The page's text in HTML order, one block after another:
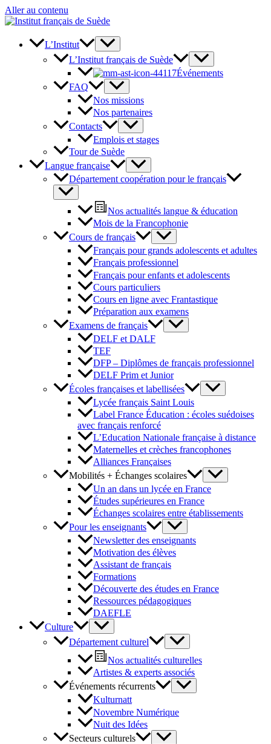
Aller au contenu
L’Institut
L’Institut français de Suède
Événements
FAQ
Nos missions
Nos partenaires
Contacts
Emplois et stages
Tour de Suède
Langue française
Département coopération pour le français
Nos actualités langue & éducation
Mois de la Francophonie
Cours de français
Français pour grands adolescents et adultes
Français professionnel
Français pour enfants et adolescents
Cours particuliers
Cours en ligne avec Frantastique
Préparation aux examens
Examens de français
DELF et DALF
TEF
DFP – Diplômes de français professionnel
DELF Prim et Junior
Écoles françaises et labellisées
Lycée français Saint Louis
Label France Éducation : écoles suédoises
avec français renforcé
L’Education Nationale française à distance
Maternelles et crèches francophones
Alliances Françaises
Mobilités + Échanges scolaires
Un an dans un lycée en France
Études supérieures en France
Échanges scolaires entre établissements
Pour les enseignants
Newsletter des enseignants
Motivation des élèves
Assistant de français
Formations
Découverte des études en France
Ressources pédagogiques
DAEFLE
Culture
Département culturel
Nos actualités culturelles
Artistes & experts associés
Événements récurrents
Kulturnatt
Novembre Numérique
Nuit des Idées
Secteurs culturels